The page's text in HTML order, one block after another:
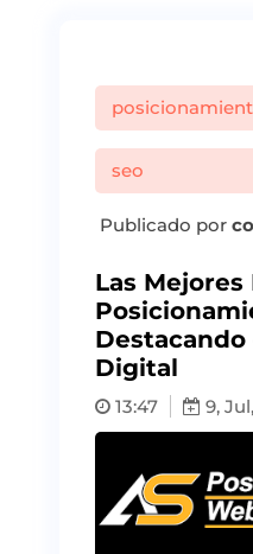
seo
Publicado por
Las Mejores
Digital
13:47 9,